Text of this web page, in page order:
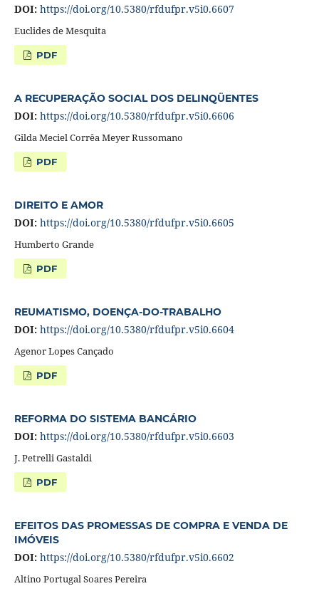
DOI: https://doi.org/10.5380/rfdufpr.v5i0.6607
Euclides de Mesquita
PDF
A RECUPERAÇÃO SOCIAL DOS DELINQÜENTES
DOI: https://doi.org/10.5380/rfdufpr.v5i0.6606
Gilda Meciel Corrêa Meyer Russomano
PDF
DIREITO E AMOR
DOI: https://doi.org/10.5380/rfdufpr.v5i0.6605
Humberto Grande
PDF
REUMATISMO, DOENÇA-DO-TRABALHO
DOI: https://doi.org/10.5380/rfdufpr.v5i0.6604
Agenor Lopes Cançado
PDF
REFORMA DO SISTEMA BANCÁRIO
DOI: https://doi.org/10.5380/rfdufpr.v5i0.6603
J. Petrelli Gastaldi
PDF
EFEITOS DAS PROMESSAS DE COMPRA E VENDA DE
IMÓVEIS
DOI: https://doi.org/10.5380/rfdufpr.v5i0.6602
Altino Portugal Soares Pereira